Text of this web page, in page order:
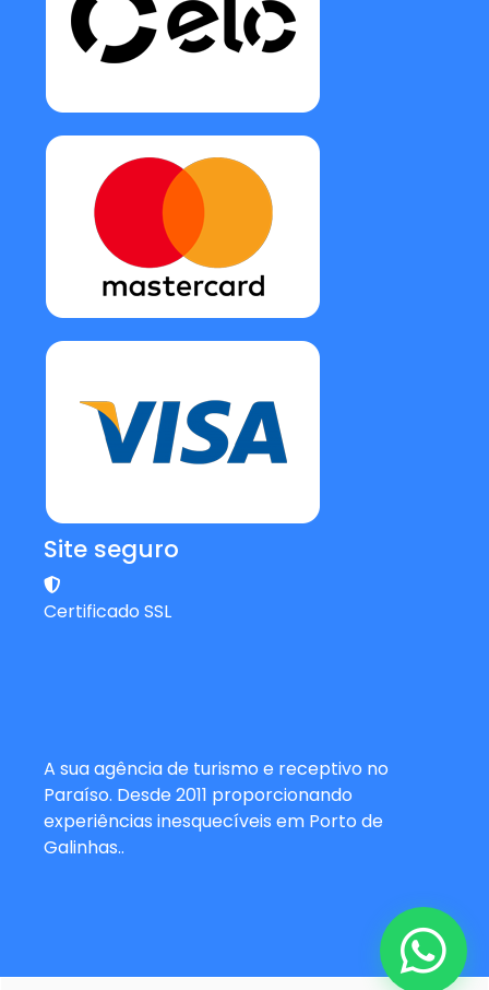
Site seguro
Certificado SSL
A sua agência de turismo e receptivo no
Paraíso. Desde 2011 proporcionando
experiências inesquecíveis em Porto de
Galinhas..